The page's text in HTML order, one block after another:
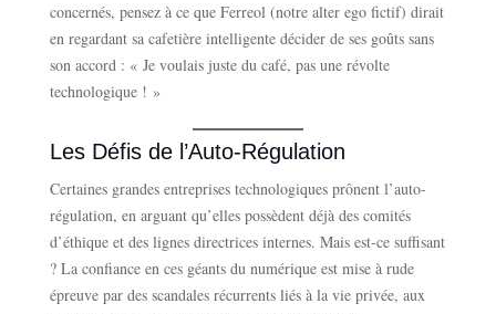
concernés, pensez à ce que Ferreol (notre alter ego fictif) dirait
en regardant sa cafetière intelligente décider de ses goûts sans
son accord : « Je voulais juste du café, pas une révolte
technologique ! »
Les Défis de l’Auto-Régulation
Certaines grandes entreprises technologiques prônent l’auto-
régulation, en arguant qu’elles possèdent déjà des comités
d’éthique et des lignes directrices internes. Mais est-ce suffisant
? La confiance en ces géants du numérique est mise à rude
épreuve par des scandales récurrents liés à la vie privée, aux